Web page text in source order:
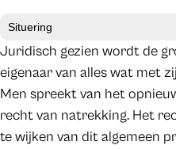
Situering
Juridisch gezien wordt de
eigenaar van alles wat met
Men spreekt van het
recht van natrekking. Het
te wijken van dit algemeen